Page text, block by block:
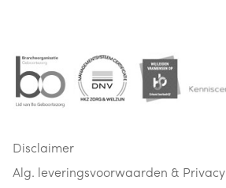
Disclaimer
Alg. leveringsvoorwaarden & Privacy